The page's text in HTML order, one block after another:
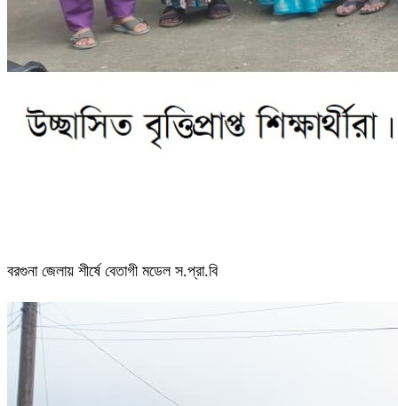
বরগুনা জেলায় শীর্ষে বেতাগী মডেল স.প্রা.বি